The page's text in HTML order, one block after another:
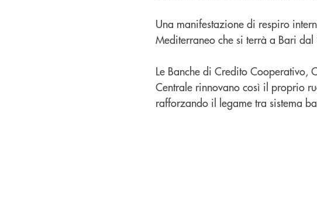
Una manifestazione di respiro
Mediterraneo che si terrà a Bari
Le Banche di Credito Cooperativo,
Centrale rinnovano così il proprio
rafforzando il legame tra sistema